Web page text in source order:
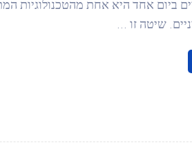
ביום אחד היא אחת מהטכנולוגיות
שיטה זו ...